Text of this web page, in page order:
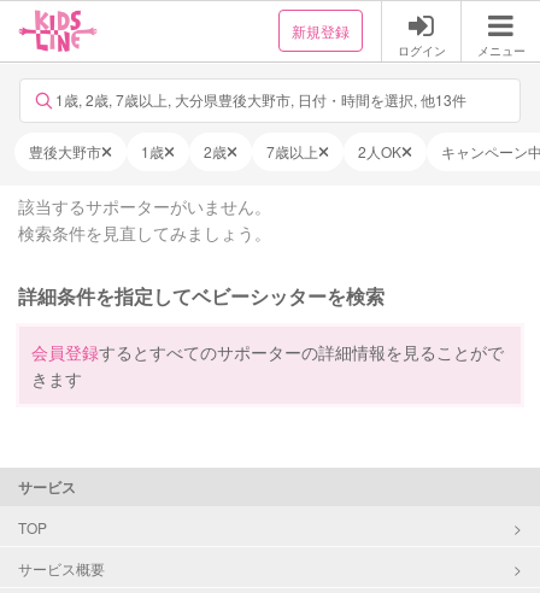
新規登録
ログイン メニュー
1歳, 2歳, 7歳以上, 大分県豊後大野市, 日付・時間を選択, 他13件
豊後大野市 1歳 2歳 7歳以上 2人OK キャンペーン
該当するサポーターがいません。
検索条件を見直してみましょう。
詳細条件を指定してベビーシッターを検索
会員登録するとすべてのサポーターの詳細情報を見ることがで
きます
サービス
TOP
サービス概要